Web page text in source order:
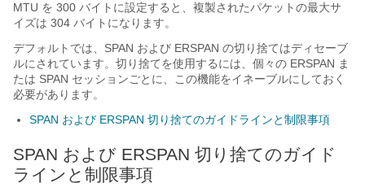
MTU を 300 バイトに設定すると、複製されたパケットの最大サ
イズは 304 バイトになります。
デフォルトでは、SPAN および ERSPAN の切り捨てはディセーブ
ルにされています。切り捨てを使用するには、個々の ERSPAN ま
たは SPAN セッションごとに、この機能をイネーブルにしておく
必要があります。
SPAN および ERSPAN 切り捨てのガイドラインと制限事項
SPAN および ERSPAN 切り捨てのガイド
ラインと制限事項